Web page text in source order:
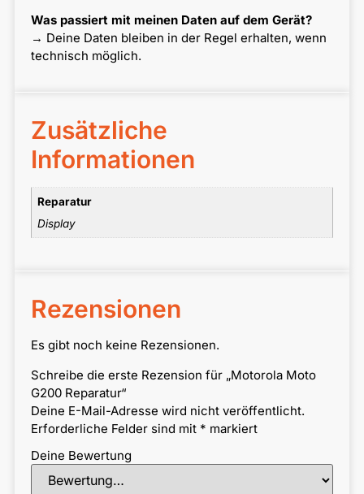
Was passiert mit meinen Daten auf dem Gerät?
→ Deine Daten bleiben in der Regel erhalten, wenn
technisch möglich.
Zusätzliche
Informationen
Reparatur
Display
Rezensionen
Es gibt noch keine Rezensionen.
Schreibe die erste Rezension für „Motorola Moto
G200 Reparatur“
Deine E-Mail-Adresse wird nicht veröffentlicht.
Erforderliche Felder sind mit * markiert
Deine Bewertung